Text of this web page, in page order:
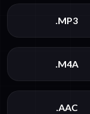
.MP3
.M4A
.AAC